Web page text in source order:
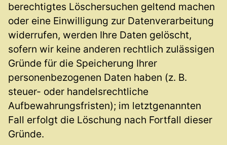
berechtigtes Löschersuchen geltend machen
oder eine Einwilligung zur Datenverarbeitung
widerrufen, werden Ihre Daten gelöscht,
sofern wir keine anderen rechtlich zulässigen
Gründe für die Speicherung Ihrer
personenbezogenen Daten haben (z. B.
steuer- oder handelsrechtliche
Aufbewahrungsfristen); im letztgenannten
Fall erfolgt die Löschung nach Fortfall dieser
Gründe.